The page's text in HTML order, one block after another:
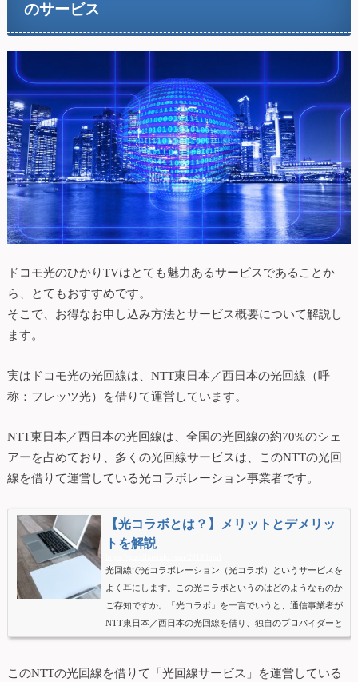
のサービス
ドコモ光のひかりTVはとても魅力あるサービスであることか
ら、とてもおすすめです。
そこで、お得なお申し込み方法とサービス概要について解説し
ます。
実はドコモ光の光回線は、NTT東日本／西日本の光回線（呼
称：フレッツ光）を借りて運営しています。
NTT東日本／西日本の光回線は、全国の光回線の約70%のシェ
アーを占めており、多くの光回線サービスは、このNTTの光回
線を借りて運営している光コラボレーション事業者です。
【光コラボとは？】メリットとデメリッ
トを解説
光回線で光コラボレーション（光コラボ）というサービスを
よく耳にします。この光コラボというのはどのようなものか
ご存知ですか。「光コラボ」を一言でいうと、通信事業者が
NTT東日本／西日本の光回線を借り、独自のプロバイダーと
セットにして提供しているインターネット光回線サービスの
が、現在多くの光コラボレーション事業者があり、光コラボ
このNTTの光回線を借りて「光回線サービス」を運営している